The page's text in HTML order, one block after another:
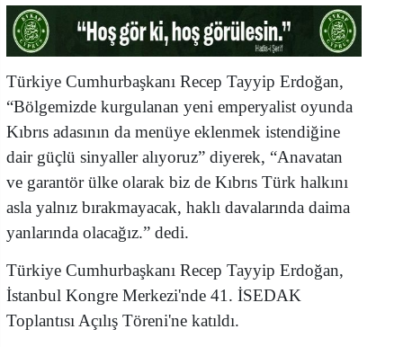
Türkiye Cumhurbaşkanı Recep Tayyip Erdoğan,
“Bölgemizde kurgulanan yeni emperyalist oyunda
Kıbrıs adasının da menüye eklenmek istendiğine
dair güçlü sinyaller alıyoruz” diyerek, “Anavatan
ve garantör ülke olarak biz de Kıbrıs Türk halkını
asla yalnız bırakmayacak, haklı davalarında daima
yanlarında olacağız.” dedi.
Türkiye Cumhurbaşkanı Recep Tayyip Erdoğan,
İstanbul Kongre Merkezi'nde 41. İSEDAK
Toplantısı Açılış Töreni'ne katıldı.